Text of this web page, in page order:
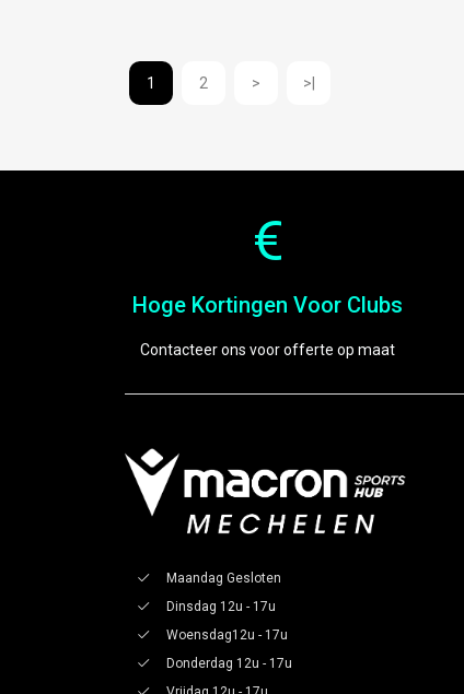
1 2 > >|
Hoge Kortingen Voor Clubs
Contacteer ons voor offerte op maat
Maandag Gesloten
Dinsdag 12u - 17u
Woensdag12u - 17u
Donderdag 12u - 17u